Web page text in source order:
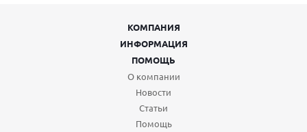
КОМПАНИЯ
ИНФОРМАЦИЯ
ПОМОЩЬ
О компании
Новости
Статьи
Помощь